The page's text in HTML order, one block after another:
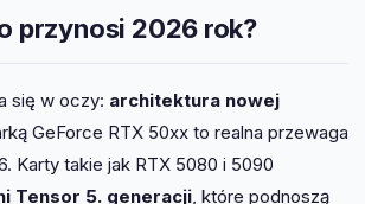
przynosi 2026 rok?
się w oczy: architektura nowej
GeForce RTX 50xx to realna przewaga
Karty takie jak RTX 5080 i 5090
Tensor 5. generacji , które podnoszą